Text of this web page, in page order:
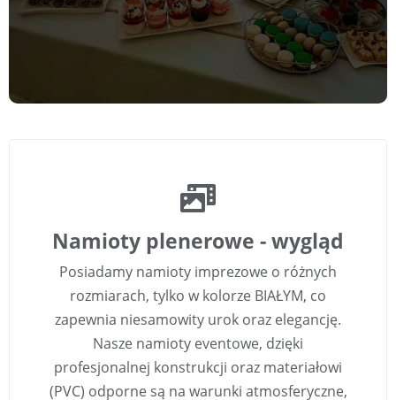
Namioty plenerowe - wygląd
Posiadamy namioty imprezowe o różnych
rozmiarach, tylko w kolorze BIAŁYM, co
zapewnia niesamowity urok oraz elegancję.
Nasze namioty eventowe, dzięki
profesjonalnej konstrukcji oraz materiałowi
(PVC) odporne są na warunki atmosferyczne,